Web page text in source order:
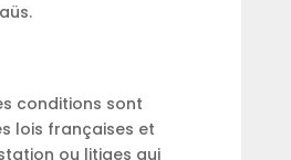
conditions sont
lois françaises et
ou litiges qui